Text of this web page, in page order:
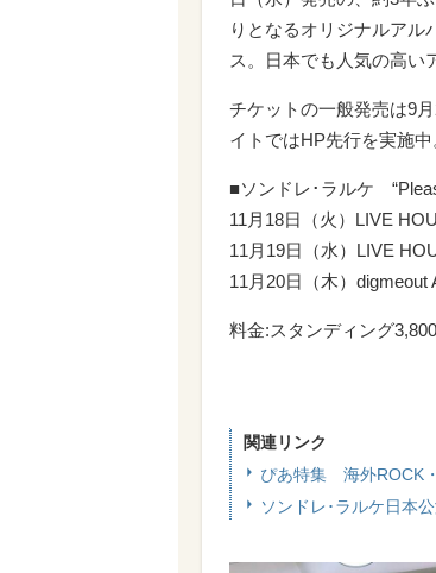
りとなるオリジナルアル
ス。日本でも人気の高い
チケットの一般発売は9
イトではHP先行を実施
■ソンドレ･ラルケ
11月18日（火）LIVE
11月19日（水）LIVE
11月20日（木）
料金:スタンディング
関連リンク
ぴあ特集 海外ROCK
ソンドレ･ラルケ日本